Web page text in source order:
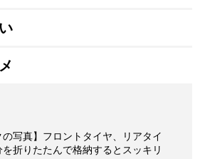
の写真】フロントタイヤ、リアタイ
折りたたんで格納するとスッキリ